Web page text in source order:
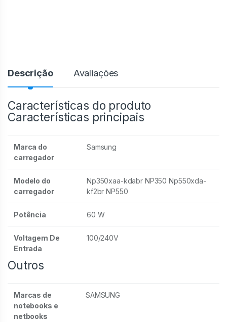
Descrição Avaliações
Características do produto
Características principais
Marca do
carregador
Samsung
Modelo do
carregador
Np350xaa-kdabr NP350 Np550xda-
kf2br NP550
Potência 60 W
Voltagem De
Entrada
100/240V
Outros
Marcas de
notebooks e
netbooks
SAMSUNG